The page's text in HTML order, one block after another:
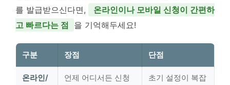
를 발급받으신다면,
온라인이나 모바일 신청이 간편하
고 빠르다는 점 을 기억해두세요!
구분 장점 단점
온라인/
언제 어디서든 신청
초기 설정이 복잡